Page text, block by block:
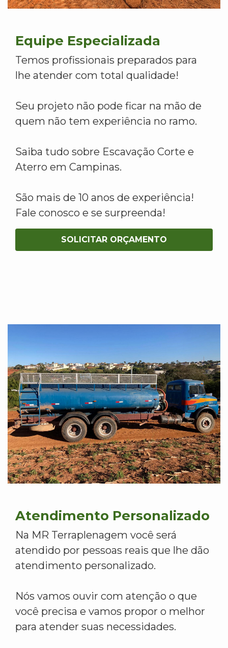
Equipe Especializada
Temos profissionais preparados para
lhe atender com total qualidade!
Seu projeto não pode ficar na mão de
quem não tem experiência no ramo.
Saiba tudo sobre Escavação Corte e
Aterro em Campinas.
São mais de 10 anos de experiência!
Fale conosco e se surpreenda!
SOLICITAR ORÇAMENTO
Atendimento Personalizado
Na MR Terraplenagem você será
atendido por pessoas reais que lhe dão
atendimento personalizado.
Nós vamos ouvir com atenção o que
você precisa e vamos propor o melhor
para atender suas necessidades.